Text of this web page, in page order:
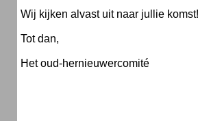
Wij kijken alvast uit naar jullie komst!
Tot dan,
Het oud-hernieuwercomité